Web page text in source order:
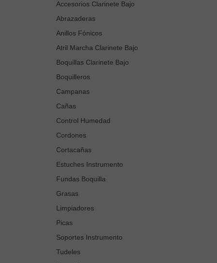
Accesorios Clarinete Bajo
Abrazaderas
Anillos Fónicos
Atril Marcha Clarinete Bajo
Boquillas Clarinete Bajo
Boquilleros
Campanas
Cañas
Control Humedad
Cordones
Cortacañas
Estuches Instrumento
Fundas Boquilla
Grasas
Limpiadores
Picas
Soportes Instrumento
Tudeles